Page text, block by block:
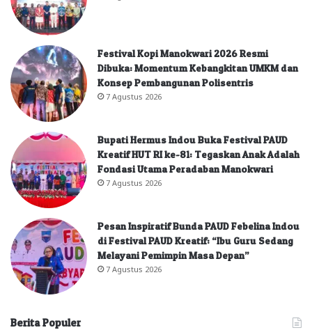
Festival Kopi Manokwari 2026 Resmi
Dibuka: Momentum Kebangkitan UMKM dan
Konsep Pembangunan Polisentris
7 Agustus 2026
Bupati Hermus Indou Buka Festival PAUD
Kreatif HUT RI ke-81: Tegaskan Anak Adalah
Fondasi Utama Peradaban Manokwari
7 Agustus 2026
Pesan Inspiratif Bunda PAUD Febelina Indou
di Festival PAUD Kreatif: “Ibu Guru Sedang
Melayani Pemimpin Masa Depan”
7 Agustus 2026
Berita Populer